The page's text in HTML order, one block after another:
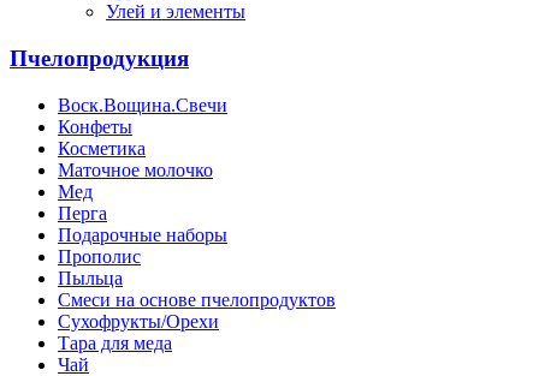
Улей и элементы
Пчелопродукция
Воск.Вощина.Свечи
Конфеты
Косметика
Маточное молочко
Мед
Перга
Подарочные наборы
Прополис
Пыльца
Смеси на основе пчелопродуктов
Сухофрукты/Орехи
Тара для меда
Чай